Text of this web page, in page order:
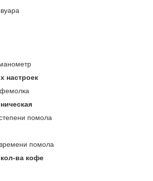
настроек
помола
помола
ва кофе